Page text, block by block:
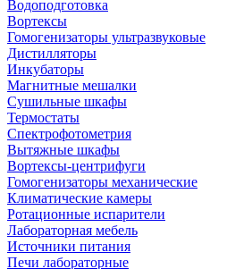
Водоподготовка
Вортексы
Гомогенизаторы ультразвуковые
Дистилляторы
Инкубаторы
Магнитные мешалки
Сушильные шкафы
Термостаты
Спектрофотометрия
Вытяжные шкафы
Вортексы-центрифуги
Гомогенизаторы механические
Климатические камеры
Ротационные испарители
Лабораторная мебель
Источники питания
Печи лабораторные